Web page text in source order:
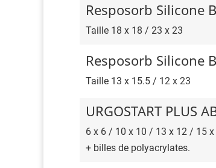
Resposorb Silicone
Taille 18 x 18 / 23 x 23
Resposorb Silicone
Taille 13 x 15.5 / 12 x 23
URGOSTART PLUS
6 x 6 / 10 x 10 / 13 x 12 / 15 x
+ billes de polyacrylates.